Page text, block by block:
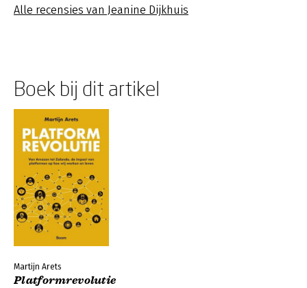
Alle recensies van Jeanine Dijkhuis
Boek bij dit artikel
Martijn Arets
Platformrevolutie